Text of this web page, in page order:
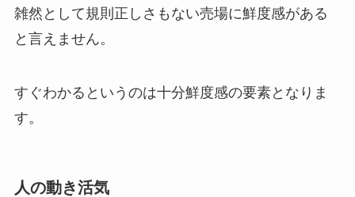
雑然として規則正しさもない売場に鮮度感がある
と言えません。
すぐわかるというのは十分鮮度感の要素となりま
す。
人の動き活気